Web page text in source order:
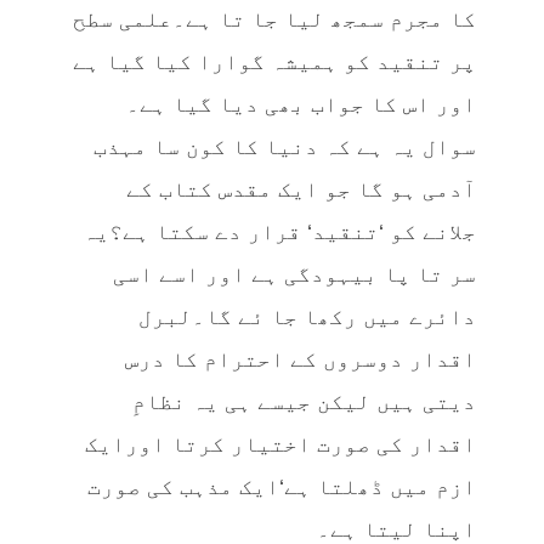
کا مجرم سمجھ لیا جا تا ہے۔علمی سطح
پر تنقید کو ہمیشہ گوارا کیا گیا ہے
اور اس کا جواب بھی دیا گیا ہے۔
سوال یہ ہے کہ دنیا کا کون سا مہذب
آدمی ہو گا جو ایک مقدس کتاب کے
جلانے کو ‘تنقید‘ قرار دے سکتا ہے؟یہ
سر تا پا بیہودگی ہے اور اسے اسی
دائرے میں رکھا جا ئے گا۔لبرل
اقدار دوسروں کے احترام کا درس
دیتی ہیں لیکن جیسے ہی یہ نظامِ
اقدار کی صورت اختیار کرتا اورایک
ازم میں ڈھلتا ہے‘ایک مذہب کی صورت
اپنا لیتا ہے۔